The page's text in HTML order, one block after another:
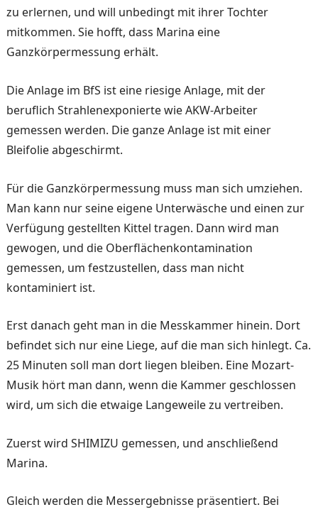
zu erlernen, und will unbedingt mit ihrer Tochter
mitkommen. Sie hofft, dass Marina eine
Ganzkörpermessung erhält.
Die Anlage im BfS ist eine riesige Anlage, mit der
beruflich Strahlenexponierte wie AKW-Arbeiter
gemessen werden. Die ganze Anlage ist mit einer
Bleifolie abgeschirmt.
Für die Ganzkörpermessung muss man sich umziehen.
Man kann nur seine eigene Unterwäsche und einen zur
Verfügung gestellten Kittel tragen. Dann wird man
gewogen, und die Oberflächenkontamination
gemessen, um festzustellen, dass man nicht
kontaminiert ist.
Erst danach geht man in die Messkammer hinein. Dort
befindet sich nur eine Liege, auf die man sich hinlegt. Ca.
25 Minuten soll man dort liegen bleiben. Eine Mozart-
Musik hört man dann, wenn die Kammer geschlossen
wird, um sich die etwaige Langeweile zu vertreiben.
Zuerst wird SHIMIZU gemessen, und anschließend
Marina.
Gleich werden die Messergebnisse präsentiert. Bei